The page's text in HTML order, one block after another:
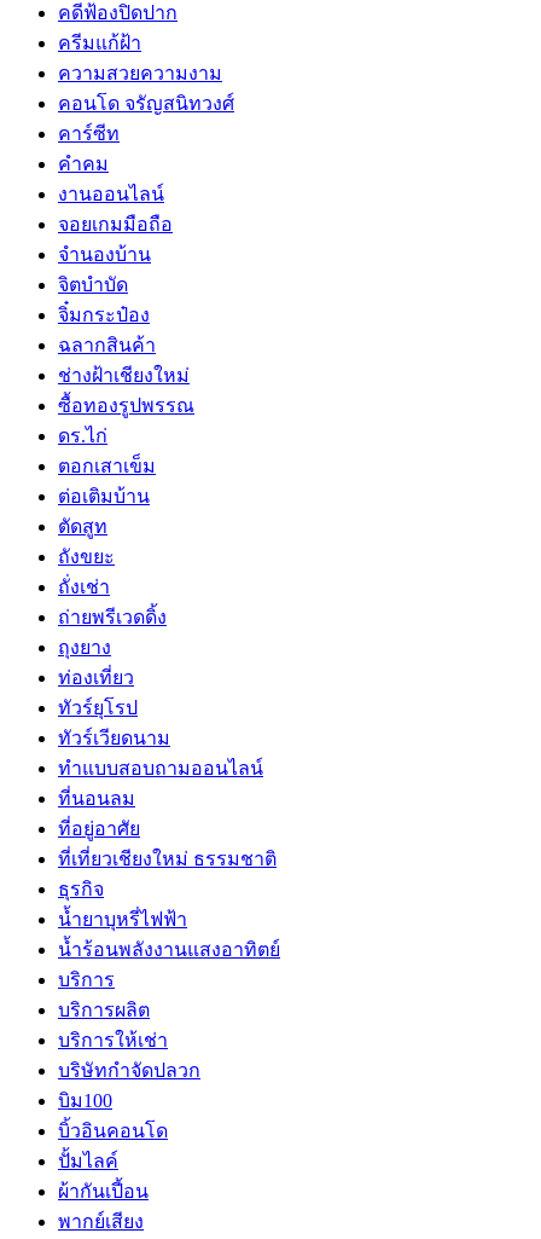
คดีฟ้องปิดปาก
ครีมแก้ฝ้า
ความสวยความงาม
คอนโด จรัญสนิทวงศ์
คาร์ซีท
คำคม
งานออนไลน์
จอยเกมมือถือ
จำนองบ้าน
จิตบำบัด
จิ๋มกระป๋อง
ฉลากสินค้า
ช่างฝ้าเชียงใหม่
ซื้อทองรูปพรรณ
ดร.ไก่
ตอกเสาเข็ม
ต่อเติมบ้าน
ตัดสูท
ถังขยะ
ถั่งเช่า
ถ่ายพรีเวดดิ้ง
ถุงยาง
ท่องเที่ยว
ทัวร์ยุโรป
ทัวร์เวียดนาม
ทำแบบสอบถามออนไลน์
ที่นอนลม
ที่อยู่อาศัย
ที่เที่ยวเชียงใหม่ ธรรมชาติ
ธุรกิจ
น้ำยาบุหรี่ไฟฟ้า
น้ำร้อนพลังงานแสงอาทิตย์
บริการ
บริการผลิต
บริการให้เช่า
บริษัทกำจัดปลวก
บิม100
บิ้วอินคอนโด
ปั้มไลค์
ผ้ากันเปี้อน
พากย์เสียง